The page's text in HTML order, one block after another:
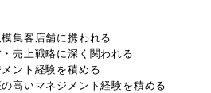
集客店舗に携われる
売上戦略に深く関われる
ント経験を積める
高いマネジメント経験を積める